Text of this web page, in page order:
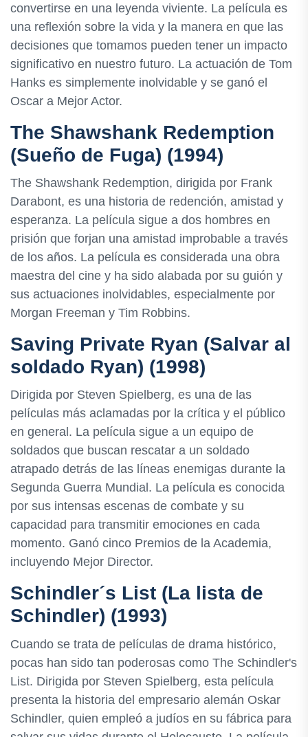
convertirse en una leyenda viviente. La película es
una reflexión sobre la vida y la manera en que las
decisiones que tomamos pueden tener un impacto
significativo en nuestro futuro. La actuación de Tom
Hanks es simplemente inolvidable y se ganó el
Oscar a Mejor Actor.
The Shawshank Redemption
(Sueño de Fuga) (1994)
The Shawshank Redemption, dirigida por Frank
Darabont, es una historia de redención, amistad y
esperanza. La película sigue a dos hombres en
prisión que forjan una amistad improbable a través
de los años. La película es considerada una obra
maestra del cine y ha sido alabada por su guión y
sus actuaciones inolvidables, especialmente por
Morgan Freeman y Tim Robbins.
Saving Private Ryan (Salvar al
soldado Ryan) (1998)
Dirigida por Steven Spielberg, es una de las
películas más aclamadas por la crítica y el público
en general. La película sigue a un equipo de
soldados que buscan rescatar a un soldado
atrapado detrás de las líneas enemigas durante la
Segunda Guerra Mundial. La película es conocida
por sus intensas escenas de combate y su
capacidad para transmitir emociones en cada
momento. Ganó cinco Premios de la Academia,
incluyendo Mejor Director.
Schindler´s List (La lista de
Schindler) (1993)
Cuando se trata de películas de drama histórico,
pocas han sido tan poderosas como The Schindler's
List. Dirigida por Steven Spielberg, esta película
presenta la historia del empresario alemán Oskar
Schindler, quien empleó a judíos en su fábrica para